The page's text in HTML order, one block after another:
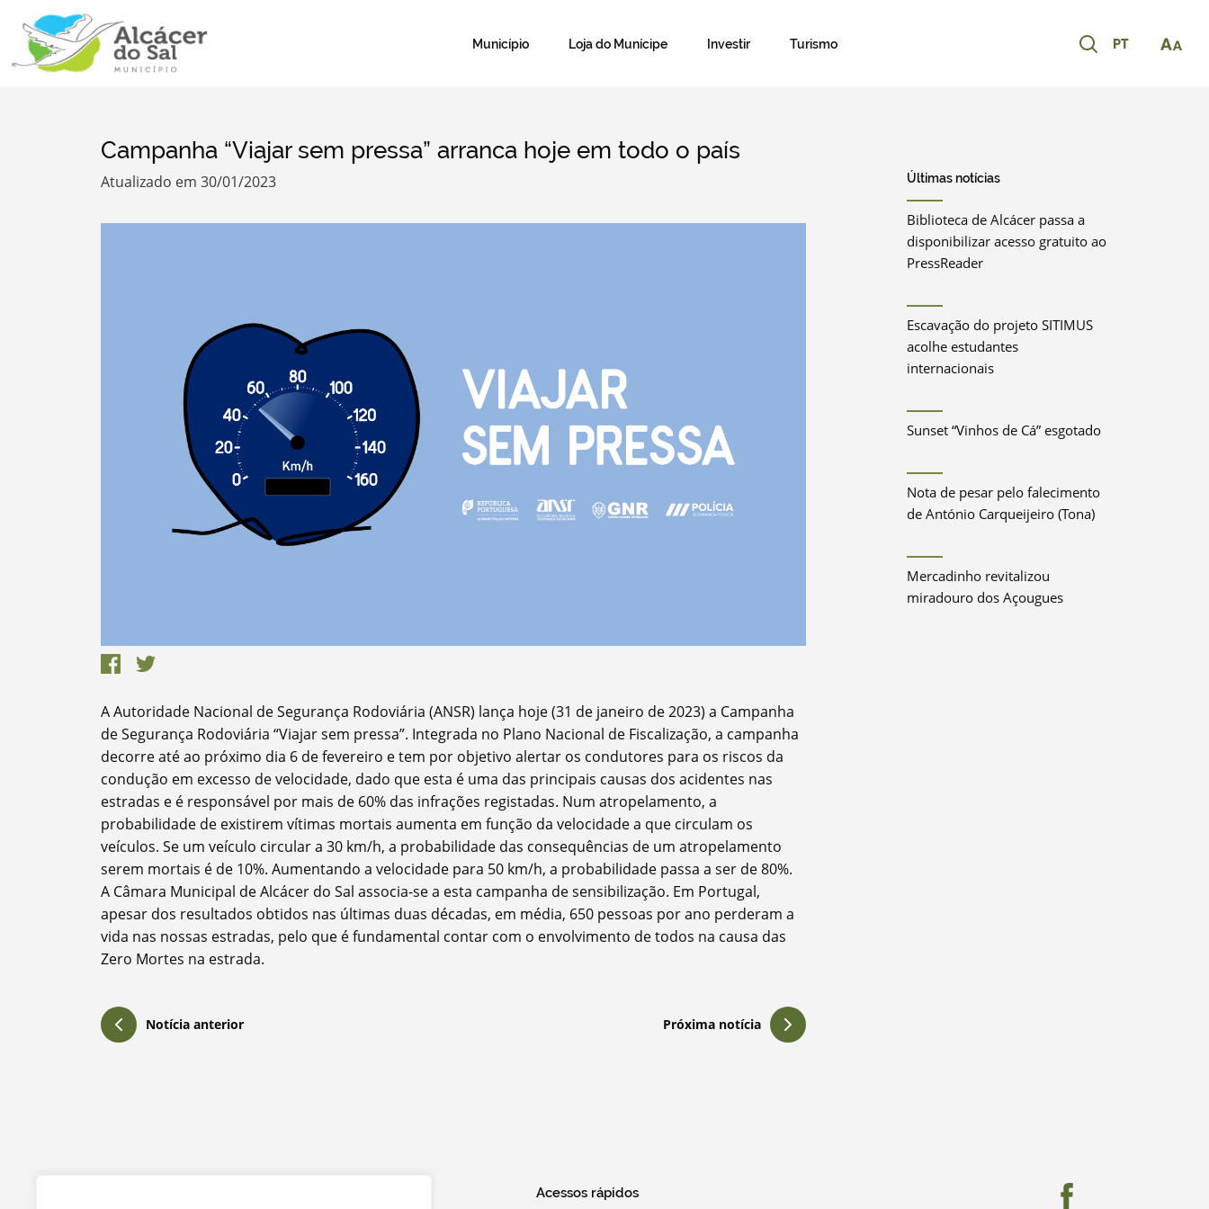
Município Loja do Munícipe Investir Turismo PT
Filtros
Campanha “Viajar sem pressa” arranca hoje em todo o país
Atualizado em 30/01/2023
A Autoridade Nacional de Segurança Rodoviária (ANSR) lança hoje (31 de janeiro de 2023) a Campanha
de Segurança Rodoviária “Viajar sem pressa”. Integrada no Plano Nacional de Fiscalização, a campanha
decorre até ao próximo dia 6 de fevereiro e tem por objetivo alertar os condutores para os riscos da
condução em excesso de velocidade, dado que esta é uma das principais causas dos acidentes nas
estradas e é responsável por mais de 60% das infrações registadas. Num atropelamento, a
probabilidade de existirem vítimas mortais aumenta em função da velocidade a que circulam os
veículos. Se um veículo circular a 30 km/h, a probabilidade das consequências de um atropelamento
serem mortais é de 10%. Aumentando a velocidade para 50 km/h, a probabilidade passa a ser de 80%.
A Câmara Municipal de Alcácer do Sal associa-se a esta campanha de sensibilização. Em Portugal,
apesar dos resultados obtidos nas últimas duas décadas, em média, 650 pessoas por ano perderam a
vida nas nossas estradas, pelo que é fundamental contar com o envolvimento de todos na causa das
Zero Mortes na estrada.
Notícia anterior Próxima notícia
Últimas notícias
Biblioteca de Alcácer passa a
disponibilizar acesso gratuito ao
PressReader
Escavação do projeto SITIMUS
acolhe estudantes
internacionais
Sunset “Vinhos de Cá” esgotado
Nota de pesar pelo falecimento
de António Carqueijeiro (Tona)
Mercadinho revitalizou
miradouro dos Açougues
Acessos rápidos